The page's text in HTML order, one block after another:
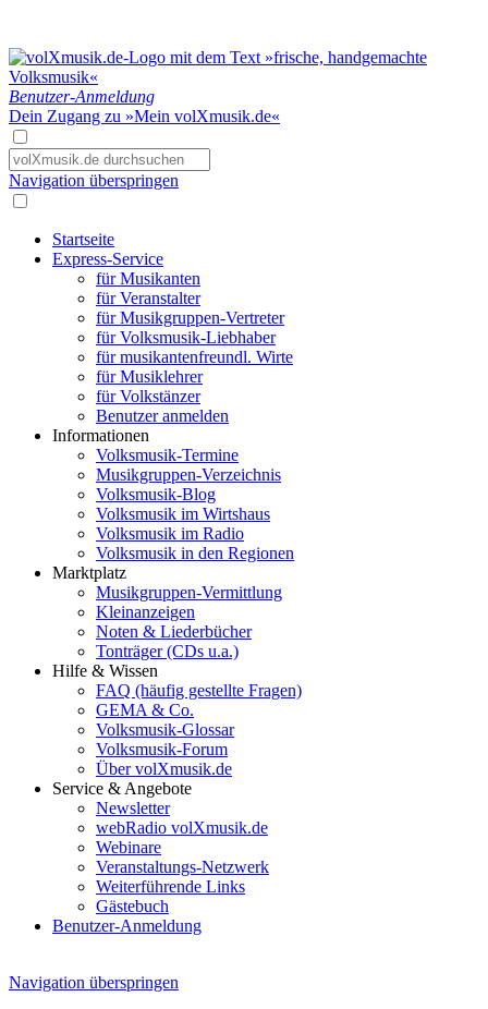
Benutzer-Anmeldung
Dein Zugang zu »Mein volXmusik.de«
Navigation überspringen
Startseite
Express-Service
für Musikanten
für Veranstalter
für Musikgruppen-Vertreter
für Volksmusik-Liebhaber
für musikantenfreundl. Wirte
für Musiklehrer
für Volkstänzer
Benutzer anmelden
Informationen
Volksmusik-Termine
Musikgruppen-Verzeichnis
Volksmusik-Blog
Volksmusik im Wirtshaus
Volksmusik im Radio
Volksmusik in den Regionen
Marktplatz
Musikgruppen-Vermittlung
Kleinanzeigen
Noten & Liederbücher
Tonträger (CDs u.a.)
Hilfe & Wissen
FAQ (häufig gestellte Fragen)
GEMA & Co.
Volksmusik-Glossar
Volksmusik-Forum
Über volXmusik.de
Service & Angebote
Newsletter
webRadio volXmusik.de
Webinare
Veranstaltungs-Netzwerk
Weiterführende Links
Gästebuch
Benutzer-Anmeldung
Navigation überspringen